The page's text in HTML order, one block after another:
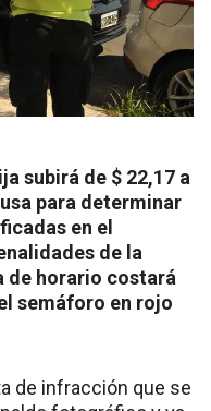
subirá de $ 22,17 a
para determinar
en el
de la
de horario costará
semáforo en rojo
de infracción que se